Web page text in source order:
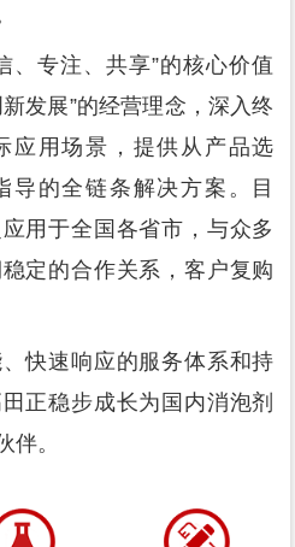
专注、共享”的核心价值
发展”的经营理念，深入终
应用场景，提供从产品选
导的全链条解决方案。目
用于全国各省市，与众多
定的合作关系，客户复购
速响应的服务体系和持
正稳步成长为国内消泡剂
伴。